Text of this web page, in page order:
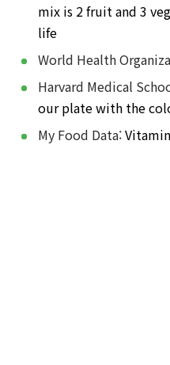
mix is 2 fruit and 3
life
World Health
Harvard Medical
our plate with the
My Food Data: